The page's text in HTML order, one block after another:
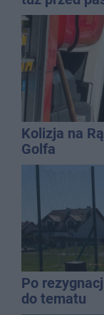
Kolizja na
Golfa
Po
do tematu